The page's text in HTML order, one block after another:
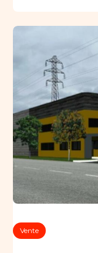
Vente